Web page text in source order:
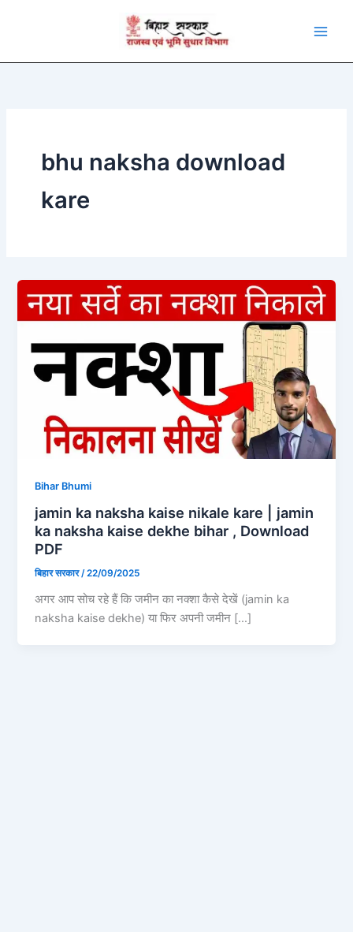
bhu naksha download
kare
Bihar Bhumi
jamin ka naksha kaise nikale kare | jamin
ka naksha kaise dekhe bihar , Download
PDF
बिहार सरकार/22/09/2025
अगर आप सोच रहे हैं कि जमीन का नक्शा कैसे देखें (jamin ka
naksha kaise dekhe) या फिर अपनी जमीन […]